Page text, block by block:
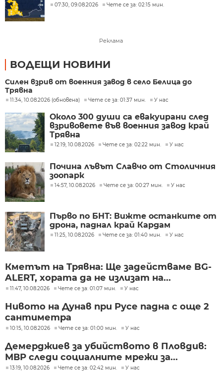
07:30, 09.08.2026 Чете се за: 02:15 мин.
Реклама
ВОДЕЩИ НОВИНИ
Силен взрив от военния завод в село Белица до
Трявна
11:34, 10.08.2026 (обновена) Чете се за: 01:37 мин. У нас
Около 300 души са евакуирани след
взривовете във военния завод край
Трявна
12:19, 10.08.2026 Чете се за: 02:22 мин. У нас
Почина лъвът Славчо от Столичния
зоопарк
14:57, 10.08.2026 Чете се за: 00:27 мин. У нас
Първо по БНТ: Вижте останките от
дрона, паднал край Кардам
11:25, 10.08.2026 Чете се за: 01:40 мин. У нас
Кметът на Трявна: Ще задействаме BG-
ALERT, хората да не излизат на...
11:47, 10.08.2026 Чете се за: 01:07 мин. У нас
Нивото на Дунав при Русе падна с още 2
сантиметра
10:15, 10.08.2026 Чете се за: 01:00 мин. У нас
Демерджиев за убийството в Пловдив:
МВР следи социалните мрежи за...
13:19, 10.08.2026 Чете се за: 02:42 мин. У нас